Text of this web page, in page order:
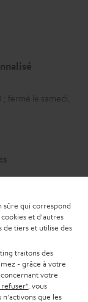
fermé le samedi,
de près et
dans nos
sûre qui correspond
et d'autres
de tiers et utilise des
traitons des
- grâce à votre
votre
refuser" , vous
n'activons que les